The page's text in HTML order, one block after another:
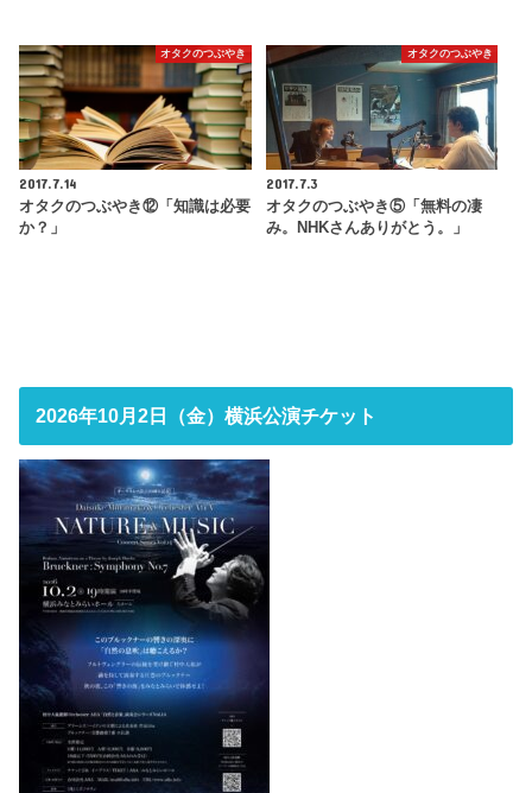
オタクのつぶやき
2017.7.14
オタクのつぶやき⑫「知識は必要
か？」
オタクのつぶやき
2017.7.3
オタクのつぶやき⑤「無料の凄
み。NHKさんありがとう。」
2026年10月2日（金）横浜公演チケット